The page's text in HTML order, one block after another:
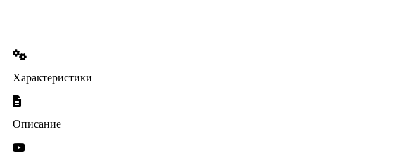
Характеристики
Описание